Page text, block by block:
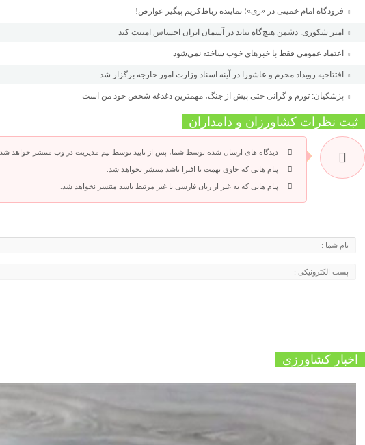
فرودگاه امام خمینی در «ری»؛ نماینده رباط‌کریم پیگیر عوارض!
امیر شکوری: دشمن هیچ‌گاه نباید در آسمان ایران احساس امنیت کند
اعتماد عمومی فقط با خبرهای خوب ساخته نمی‌شود
افتتاحیه رویداد محرم و عاشورا در آینه اسناد وزارت امور خارجه برگزار شد
پزشکیان: تورم و گرانی حتی پیش از جنگ، مهمترین دغدغه شخص خود من است
ثبت نظرات کشاورزان و دامداران
دیدگاه های ارسال شده توسط شما، پس از تایید توسط تیم مدیریت در وب منتشر خواهد شد.
پیام هایی که حاوی تهمت یا افترا باشد منتشر نخواهد شد.
پیام هایی که به غیر از زبان فارسی یا غیر مرتبط باشد منتشر نخواهد شد.
اخبار کشاورزی